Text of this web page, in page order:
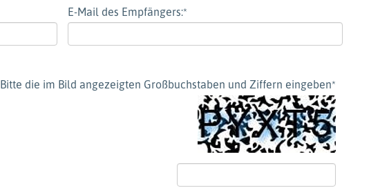
E-Mail des Empfängers:*
Bitte die im Bild angezeigten Großbuchstaben und Ziffern eingeben*